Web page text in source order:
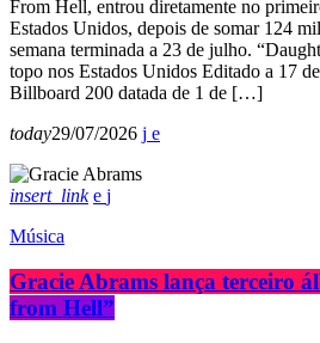
From Hell, entrou diretamente no
Estados Unidos, depois de somar 124
semana terminada a 23 de julho.
topo nos Estados Unidos Editado a 17
Billboard 200 datada de 1 de […]
today29/07/2026
insert_link
Música
Gracie Abrams lança terceiro
from Hell”